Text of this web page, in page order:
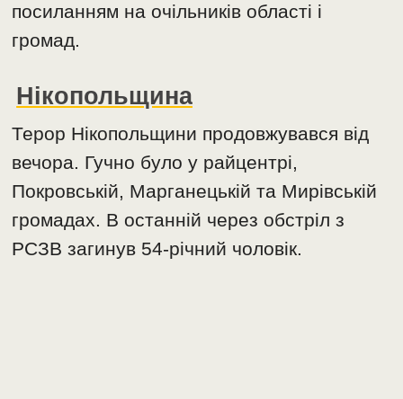
посиланням на очільників області і
громад.
Нікопольщина
Терор Нікопольщини продовжувався від
вечора. Гучно було у райцентрі,
Покровській, Марганецькій та Мирівській
громадах. В останній через обстріл з
РСЗВ загинув 54-річний чоловік.